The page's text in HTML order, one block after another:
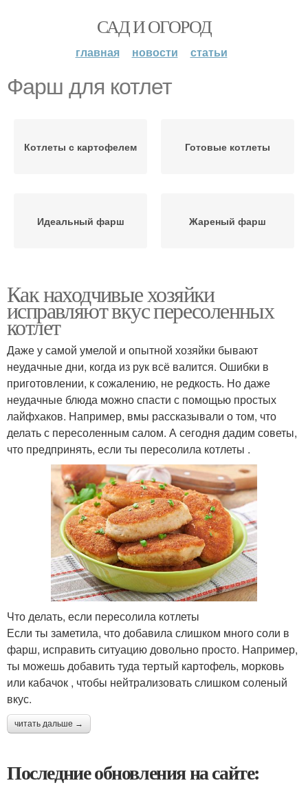
САД И ОГОРОД
главная новости статьи
Фарш для котлет
Котлеты с картофелем Готовые котлеты
Идеальный фарш Жареный фарш
Как находчивые хозяйки
исправляют вкус пересоленных
котлет
Даже у самой умелой и опытной хозяйки бывают
неудачные дни, когда из рук всё валится. Ошибки в
приготовлении, к сожалению, не редкость. Но даже
неудачные блюда можно спасти с помощью простых
лайфхаков. Например, вмы рассказывали о том, что
делать с пересоленным салом. А сегодня дадим советы,
что предпринять, если ты пересолила котлеты .
Что делать, если пересолила котлеты
Если ты заметила, что добавила слишком много соли в
фарш, исправить ситуацию довольно просто. Например,
ты можешь добавить туда тертый картофель, морковь
или кабачок , чтобы нейтрализовать слишком соленый
вкус.
читать дальше →
Последние обновления на сайте: